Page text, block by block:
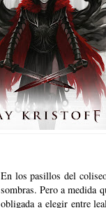
En los pasillos del
sombras. Pero a medida
obligada a elegir entre